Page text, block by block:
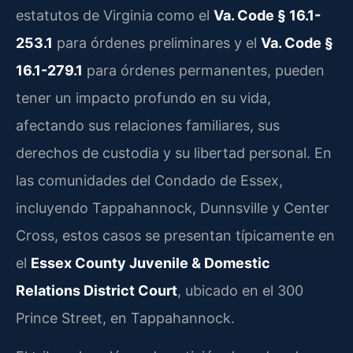
estatutos de Virginia como el Va. Code § 16.1-
253.1 para órdenes preliminares y el Va. Code §
16.1-279.1 para órdenes permanentes, pueden
tener un impacto profundo en su vida,
afectando sus relaciones familiares, sus
derechos de custodia y su libertad personal. En
las comunidades del Condado de Essex,
incluyendo Tappahannock, Dunnsville y Center
Cross, estos casos se presentan típicamente en
el Essex County Juvenile & Domestic
Relations District Court, ubicado en el 300
Prince Street, en Tappahannock.